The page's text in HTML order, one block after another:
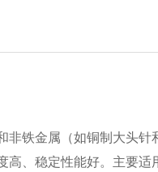
非铁金属（如铜制大头针
、稳定性能好。主要适